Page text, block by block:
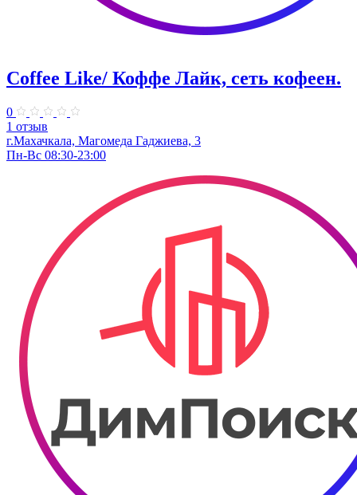
Coffee Like/ Коффе Лайк, сеть кофеен.
0
1 отзыв
г.Махачкала, Магомеда Гаджиева, 3
Пн-Вс 08:30-23:00